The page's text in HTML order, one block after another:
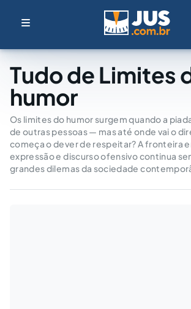
Tudo de Limites
humor
Os limites do humor surgem quando a
de outras pessoas — mas até onde vai o
começa o dever de respeitar? A fronteira
expressão e discurso ofensivo continua
grandes dilemas da sociedade